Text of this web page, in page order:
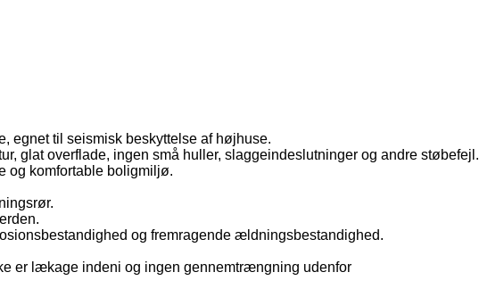
egnet til seismisk beskyttelse af højhuse.
glat overflade, ingen små huller, slaggeindeslutninger og andre støbefejl.
og komfortable boligmiljø.
og fremragende ældningsbestandighed.
er lækage indeni og ingen gennemtrængning udenfor